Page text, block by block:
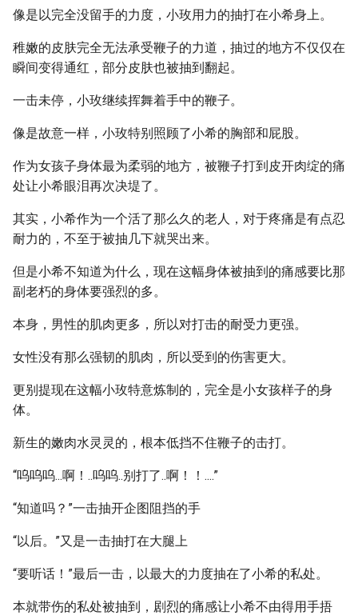
像是以完全没留手的力度，小玫用力的抽打在小希身上。
稚嫩的皮肤完全无法承受鞭子的力道，抽过的地方不仅仅在
瞬间变得通红，部分皮肤也被抽到翻起。
一击未停，小玫继续挥舞着手中的鞭子。
像是故意一样，小玫特别照顾了小希的胸部和屁股。
作为女孩子身体最为柔弱的地方，被鞭子打到皮开肉绽的痛
处让小希眼泪再次决堤了。
其实，小希作为一个活了那么久的老人，对于疼痛是有点忍
耐力的，不至于被抽几下就哭出来。
但是小希不知道为什么，现在这幅身体被抽到的痛感要比那
副老朽的身体要强烈的多。
本身，男性的肌肉更多，所以对打击的耐受力更强。
女性没有那么强韧的肌肉，所以受到的伤害更大。
更别提现在这幅小玫特意炼制的，完全是小女孩样子的身
体。
新生的嫩肉水灵灵的，根本低挡不住鞭子的击打。
“呜呜呜...啊！..呜呜..别打了..啊！！....”
“知道吗？”一击抽开企图阻挡的手
“以后。”又是一击抽打在大腿上
“要听话！”最后一击，以最大的力度抽在了小希的私处。
本就带伤的私处被抽到，剧烈的痛感让小希不由得用手捂